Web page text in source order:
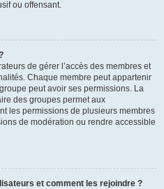
ou offensant.
de gérer l’accès des membres et
Chaque membre peut appartenir
peut avoir ses permissions. La
des groupes permet aux
les permissions de plusieurs membres
de modération ou rendre accessible
et comment les rejoindre ?